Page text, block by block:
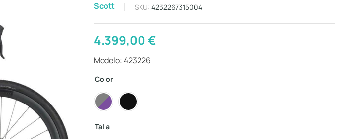
Scott SKU: 4232267315004
4.399,00€
Modelo: 423226
Color
Talla